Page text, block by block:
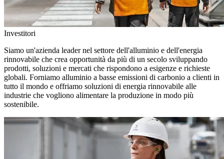
Investitori
Siamo un'azienda leader nel settore dell'alluminio e dell'energia
rinnovabile che crea opportunità da più di un secolo sviluppando
prodotti, soluzioni e mercati che rispondono a esigenze e richieste
globali. Forniamo alluminio a basse emissioni di carbonio a clienti in
tutto il mondo e offriamo soluzioni di energia rinnovabile alle
industrie che vogliono alimentare la produzione in modo più
sostenibile.